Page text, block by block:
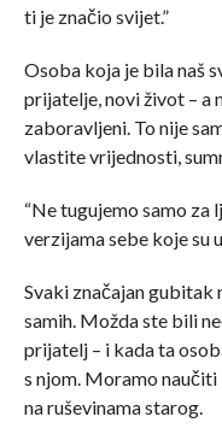
ti je značio svijet.”
Osoba koja je bila naš
prijatelje, novi život – a
zaboravljeni. To nije
vlastite vrijednosti,
“Ne tugujemo samo za
verzijama sebe koje su
Svaki značajan gubitak
samih. Možda ste bili
prijatelj – i kada ta
s njom. Moramo
na ruševinama starog.